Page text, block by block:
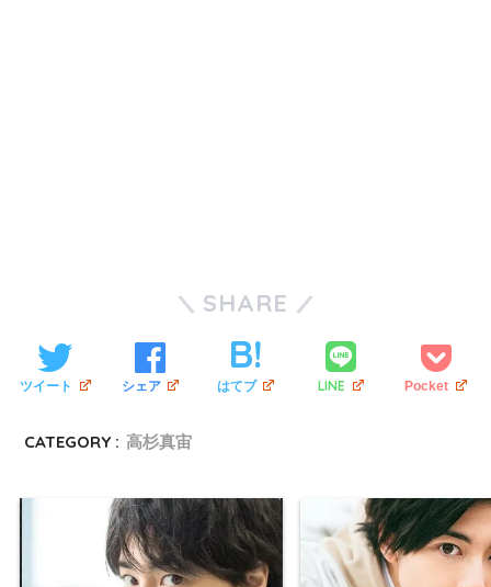
SHARE
ツイート シェア はてブ LINE Pocket
CATEGORY : 高杉真宙